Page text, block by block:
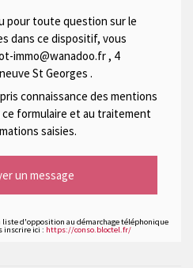
pour toute question sur le
dans ce dispositif, vous
immo@wanadoo.fr, 4
St Georges .
connaissance des mentions
formulaire et au traitement
saisies.
un message
liste d'opposition au démarchage téléphonique
inscrire ici : https://conso.bloctel.fr/